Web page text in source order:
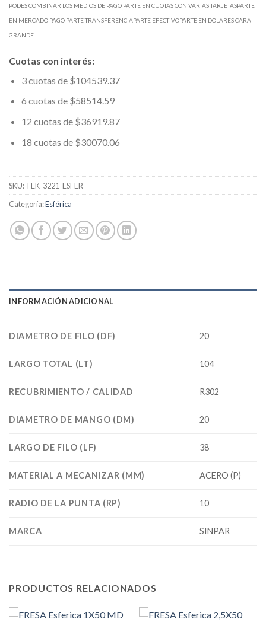
PODES COMBINAR LOS MEDIOS DE PAGO PARTE EN CUOTAS CON VARIAS TARJETASPARTE
EN MERCADO PAGO PARTE TRANSFERENCIAPARTE EFECTIVOPARTE EN DOLARES CARA
GRANDE
Cuotas con interés:
3 cuotas de $104539.37
6 cuotas de $58514.59
12 cuotas de $36919.87
18 cuotas de $30070.06
SKU:TEK-3221-ESFER
Categoría:Esférica
INFORMACIÓN ADICIONAL
DIAMETRO DE FILO (DF) 20
LARGO TOTAL (LT) 104
RECUBRIMIENTO / CALIDAD R302
DIAMETRO DE MANGO (DM) 20
LARGO DE FILO (LF) 38
MATERIAL A MECANIZAR (MM) ACERO (P)
RADIO DE LA PUNTA (RP) 10
MARCA SINPAR
PRODUCTOS RELACIONADOS